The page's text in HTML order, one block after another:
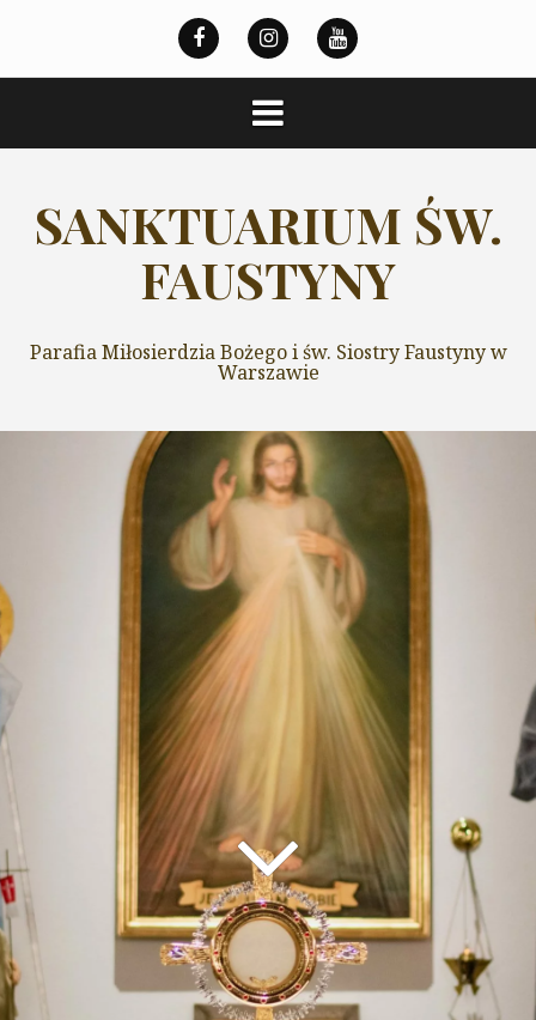
treści
SANKTUARIUM ŚW.
FAUSTYNY
Parafia Miłosierdzia Bożego i św. Siostry Faustyny w
Warszawie